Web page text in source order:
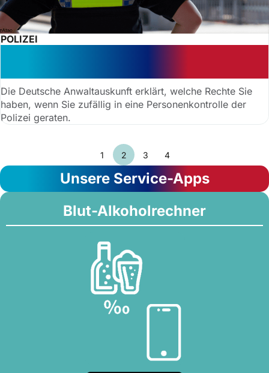
POLIZEI
Die Deutsche Anwaltauskunft erklärt, welche Rechte Sie
haben, wenn Sie zufällig in eine Personenkontrolle der
Polizei geraten.
1 2 3 4
Unsere Service-Apps
Blut-Alkoholrechner